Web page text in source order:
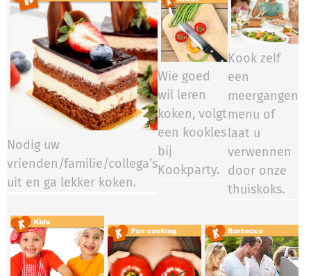
Nodig uw
vrienden/familie/collega’s
uit en ga lekker koken.
Wie goed
wil leren
koken, volgt
een kookles
bij
Kookparty.​​​​
Kook zelf
een
meergangen
menu of
laat u
verwennen
door onze
thuiskoks.